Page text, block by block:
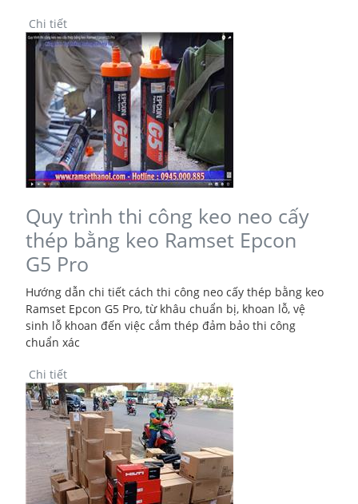
Chi tiết
Quy trình thi công keo neo cấy
thép bằng keo Ramset Epcon
G5 Pro
Hướng dẫn chi tiết cách thi công neo cấy thép bằng keo
Ramset Epcon G5 Pro, từ khâu chuẩn bị, khoan lỗ, vệ
sinh lỗ khoan đến việc cắm thép đảm bảo thi công
chuẩn xác
Chi tiết